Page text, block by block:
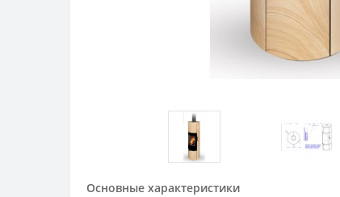
Основные характеристики